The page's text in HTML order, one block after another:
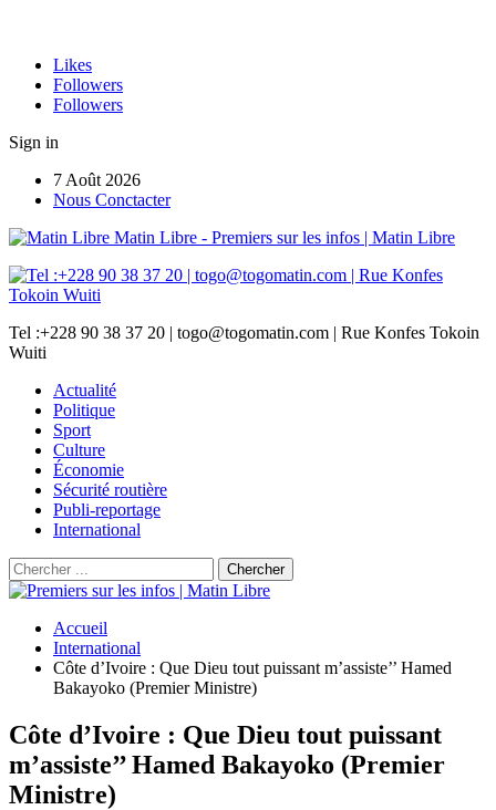
Likes
Followers
Followers
Sign in
7 Août 2026
Nous Conctacter
Matin Libre - Premiers sur les infos | Matin Libre
Tel :+228 90 38 37 20 | togo@togomatin.com | Rue Konfes Tokoin
Wuiti
Actualité
Politique
Sport
Culture
Économie
Sécurité routière
Publi-reportage
International
Accueil
International
Côte d’Ivoire : Que Dieu tout puissant m’assiste’’ Hamed
Bakayoko (Premier Ministre)
Côte d’Ivoire : Que Dieu tout puissant
m’assiste’’ Hamed Bakayoko (Premier
Ministre)